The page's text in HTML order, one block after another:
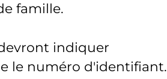
famille.
indiquer
le numéro d'identifiant.